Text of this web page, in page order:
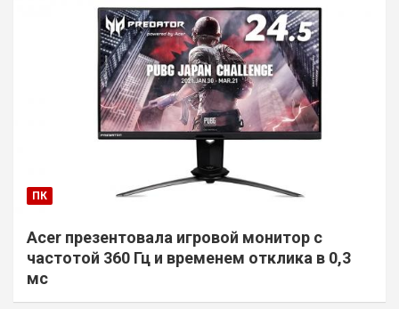
ПК
Acer презентовала игровой монитор с
частотой 360 Гц и временем отклика в 0,3
мс